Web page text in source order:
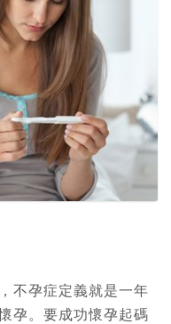
不孕症定義就是一年
孕。要成功懷孕起碼